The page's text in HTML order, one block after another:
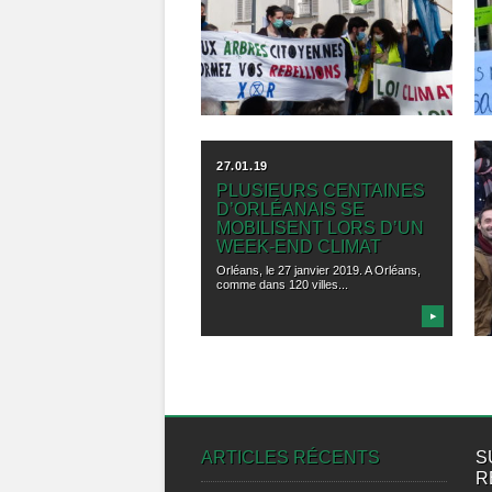
SE SONT MOBILISÉS EN
MASSE À ORLÉANS
POUR LE CLIMAT
Orléans, le 28 mars 2021. A la veille de
l’examen du...
▶
27.01.19
PLUSIEURS CENTAINES
D’ORLÉANAIS SE
MOBILISENT LORS D’UN
WEEK-END CLIMAT
Orléans, le 27 janvier 2019. A Orléans,
comme dans 120 villes...
▶
ARTICLES RÉCENTS